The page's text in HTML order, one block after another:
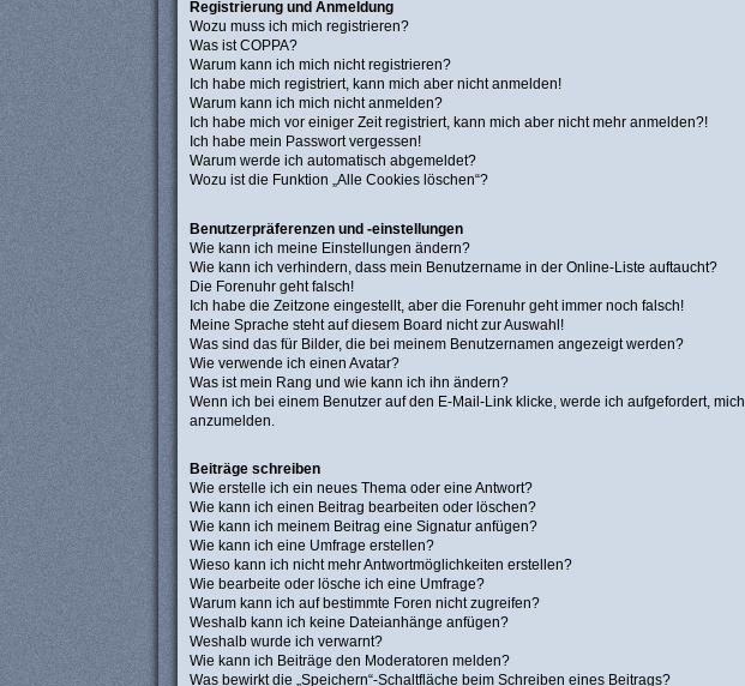
Registrierung und Anmeldung
Wozu muss ich mich registrieren?
Was ist COPPA?
Warum kann ich mich nicht registrieren?
Ich habe mich registriert, kann mich aber nicht anmelden!
Warum kann ich mich nicht anmelden?
Ich habe mich vor einiger Zeit registriert, kann mich aber nicht mehr anmelden?!
Ich habe mein Passwort vergessen!
Warum werde ich automatisch abgemeldet?
Wozu ist die Funktion „Alle Cookies löschen“?
Benutzerpräferenzen und -einstellungen
Wie kann ich meine Einstellungen ändern?
Wie kann ich verhindern, dass mein Benutzername in der Online-Liste auftaucht?
Die Forenuhr geht falsch!
Ich habe die Zeitzone eingestellt, aber die Forenuhr geht immer noch falsch!
Meine Sprache steht auf diesem Board nicht zur Auswahl!
Was sind das für Bilder, die bei meinem Benutzernamen angezeigt werden?
Wie verwende ich einen Avatar?
Was ist mein Rang und wie kann ich ihn ändern?
Wenn ich bei einem Benutzer auf den E-Mail-Link klicke, werde ich aufgefordert, mich
anzumelden.
Beiträge schreiben
Wie erstelle ich ein neues Thema oder eine Antwort?
Wie kann ich einen Beitrag bearbeiten oder löschen?
Wie kann ich meinem Beitrag eine Signatur anfügen?
Wie kann ich eine Umfrage erstellen?
Wieso kann ich nicht mehr Antwortmöglichkeiten erstellen?
Wie bearbeite oder lösche ich eine Umfrage?
Warum kann ich auf bestimmte Foren nicht zugreifen?
Weshalb kann ich keine Dateianhänge anfügen?
Weshalb wurde ich verwarnt?
Wie kann ich Beiträge den Moderatoren melden?
Was bewirkt die „Speichern“-Schaltfläche beim Schreiben eines Beitrags?